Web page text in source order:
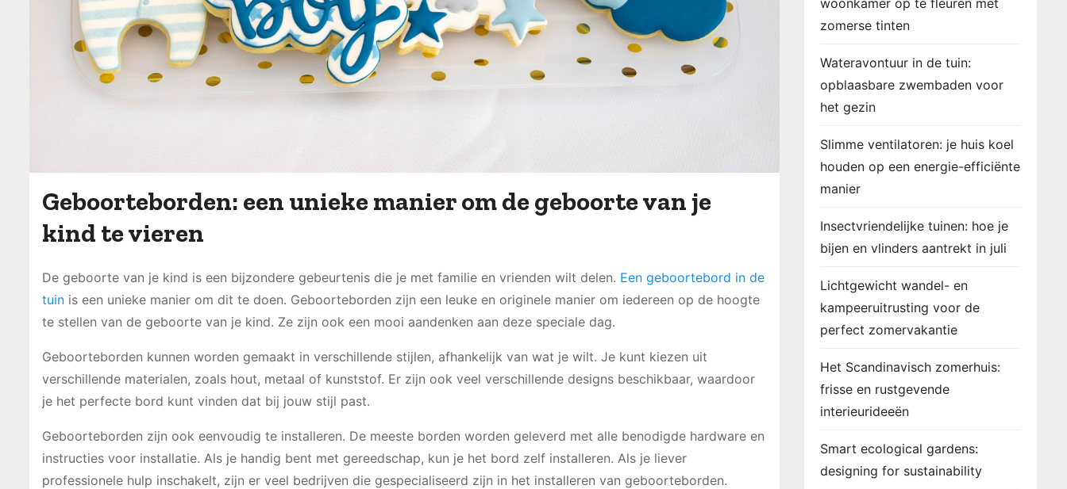
Geboorteborden: een unieke manier om de geboorte van je
kind te vieren
De geboorte van je kind is een bijzondere gebeurtenis die je met familie en vrienden wilt delen. Een geboortebord in de
tuin is een unieke manier om dit te doen. Geboorteborden zijn een leuke en originele manier om iedereen op de hoogte
te stellen van de geboorte van je kind. Ze zijn ook een mooi aandenken aan deze speciale dag.
Geboorteborden kunnen worden gemaakt in verschillende stijlen, afhankelijk van wat je wilt. Je kunt kiezen uit
verschillende materialen, zoals hout, metaal of kunststof. Er zijn ook veel verschillende designs beschikbaar, waardoor
je het perfecte bord kunt vinden dat bij jouw stijl past.
Geboorteborden zijn ook eenvoudig te installeren. De meeste borden worden geleverd met alle benodigde hardware en
instructies voor installatie. Als je handig bent met gereedschap, kun je het bord zelf installeren. Als je liever
professionele hulp inschakelt, zijn er veel bedrijven die gespecialiseerd zijn in het installeren van geboorteborden.
woonkamer op te fleuren met
zomerse tinten
Wateravontuur in de tuin:
opblaasbare zwembaden voor
het gezin
Slimme ventilatoren: je huis koel
houden op een energie-efficiënte
manier
Insectvriendelijke tuinen: hoe je
bijen en vlinders aantrekt in juli
Lichtgewicht wandel- en
kampeeruitrusting voor de
perfect zomervakantie
Het Scandinavisch zomerhuis:
frisse en rustgevende
interieurideeën
Smart ecological gardens:
designing for sustainability